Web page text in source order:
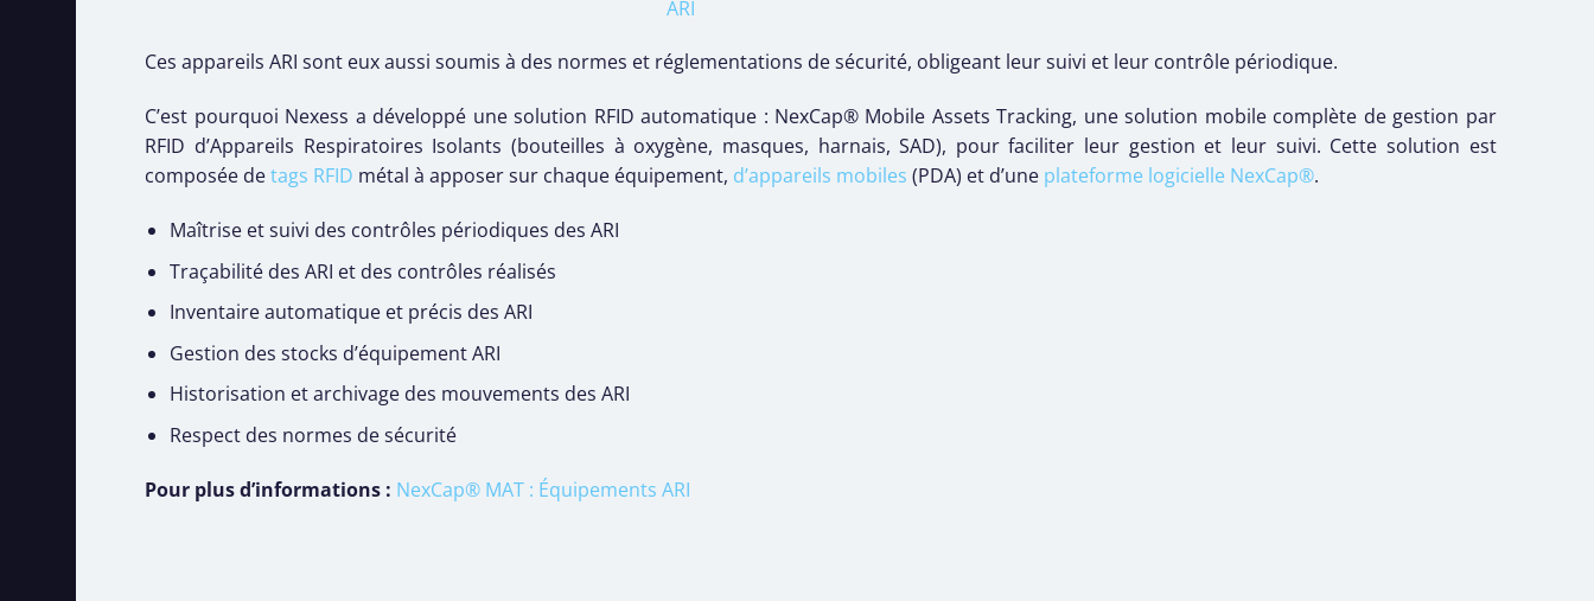
Ces appareils ARI sont eux aussi soumis à des normes et réglementations de sécurité, obligeant leur suivi et leur contrôle périodique.
C’est pourquoi Nexess a développé une solution RFID automatique : NexCap® Mobile Assets Tracking, une solution mobile complète de gestion par
RFID d’Appareils Respiratoires Isolants (bouteilles à oxygène, masques, harnais, SAD), pour faciliter leur gestion et leur suivi. Cette solution est
composée detags RFID métal à apposer sur chaque équipement, d’appareils mobiles (PDA) et d’une plateforme logicielle NexCap®.
Maîtrise et suivi des contrôles périodiques des ARI
Traçabilité des ARI et des contrôles réalisés
Inventaire automatique et précis des ARI
Gestion des stocks d’équipement ARI
Historisation et archivage des mouvements des ARI
Respect des normes de sécurité
Pour plus d’informations : NexCap® MAT : Équipements ARI